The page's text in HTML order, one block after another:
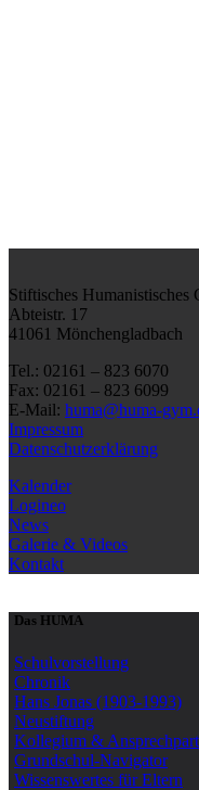
Stiftisches Humanistisches
Abteistr. 17
41061 Mönchengladbach
Tel.: 02161 – 823 6070
Fax: 02161 – 823 6099
E-Mail: huma@huma-
Impressum
Datenschutzerklärung
Kalender
Logineo
News
Galerie & Videos
Kontakt
Das HUMA
Schulvorstellung
Chronik
Hans Jonas (1903-1993)
Neustiftung
Kollegium &
Grundschul-Navigator
Wissenswertes für Eltern